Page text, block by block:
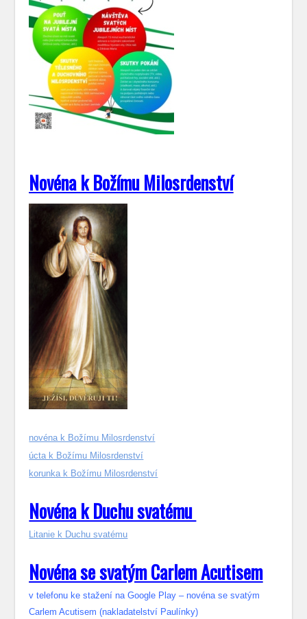
Novéna k Božímu Milosrdenství
novéna k Božímu Milosrdenství
úcta k Božímu Milosrdenství
korunka k Božímu Milosrdenství
Novéna k Duchu svatému
Litanie k Duchu svatému
Novéna se svatým Carlem Acutisem
v telefonu ke stažení na Google Play – novéna se svatým
Carlem Acutisem (nakladatelství Paulínky)